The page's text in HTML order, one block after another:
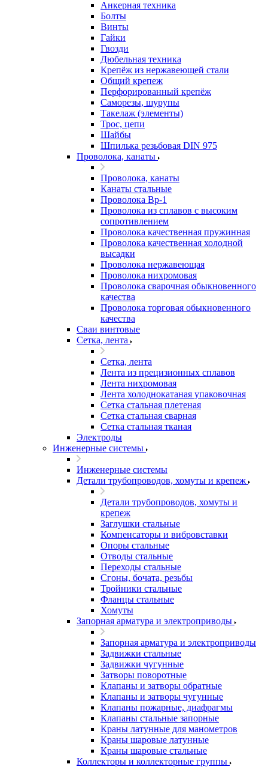
Анкерная техника
Болты
Винты
Гайки
Гвозди
Дюбельная техника
Крепёж из нержавеющей стали
Общий крепеж
Перфорированный крепёж
Саморезы, шурупы
Такелаж (элементы)
Трос, цепи
Шайбы
Шпилька резьбовая DIN 975
Проволока, канаты
Проволока, канаты
Канаты стальные
Проволока Вр-1
Проволока из сплавов с высоким
сопротивлением
Проволока качественная пружинная
Проволока качественная холодной
высадки
Проволока нержавеющая
Проволока нихромовая
Проволока сварочная обыкновенного
качества
Проволока торговая обыкновенного
качества
Сваи винтовые
Сетка, лента
Сетка, лента
Лента из прецизионных сплавов
Лента нихромовая
Лента холоднокатаная упаковочная
Сетка стальная плетеная
Сетка стальная сварная
Сетка стальная тканая
Электроды
Инженерные системы
Инженерные системы
Детали трубопроводов, хомуты и крепеж
Детали трубопроводов, хомуты и
крепеж
Заглушки стальные
Компенсаторы и вибровставки
Опоры стальные
Отводы стальные
Переходы стальные
Сгоны, бочата, резьбы
Тройники стальные
Фланцы стальные
Хомуты
Запорная арматура и электроприводы
Запорная арматура и электроприводы
Задвижки стальные
Задвижки чугунные
Затворы поворотные
Клапаны и затворы обратные
Клапаны и затворы чугунные
Клапаны пожарные, диафрагмы
Клапаны стальные запорные
Краны латунные для манометров
Краны шаровые латунные
Краны шаровые стальные
Коллекторы и коллекторные группы